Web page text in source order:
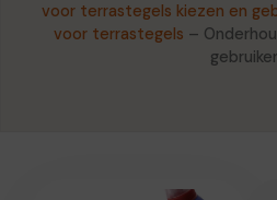
voor terrastegels kiezen en
voor terrastegels –